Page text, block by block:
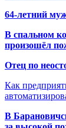
64-летний
В спальном
произошёл
Отец по
Как
В